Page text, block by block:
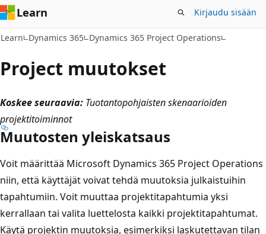
Learn Kirjaudu sisään
Learn Dynamics 365 Dynamics 365 Project Operations
Project muutokset
Koskee seuraavia: Tuotantopohjaisten skenaarioiden
projektitoiminnot
Muutosten yleiskatsaus
Voit määrittää Microsoft Dynamics 365 Project Operations
niin, että käyttäjät voivat tehdä muutoksia julkaistuihin
tapahtumiin. Voit muuttaa projektitapahtumia yksi
kerrallaan tai valita luettelosta kaikki projektitapahtumat.
Käytä projektin muutoksia, esimerkiksi laskutettavan tilan